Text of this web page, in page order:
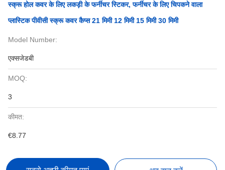
स्क्रू होल कवर के लिए लकड़ी के फर्नीचर स्टिकर, फर्नीचर के लिए चिपकने वाला
प्लास्टिक पीवीसी स्क्रू कवर कैप्स 21 मिमी 12 मिमी 15 मिमी 30 मिमी
Model Number:
एक्सजेडबी
MOQ:
3
कीमत:
€8.77